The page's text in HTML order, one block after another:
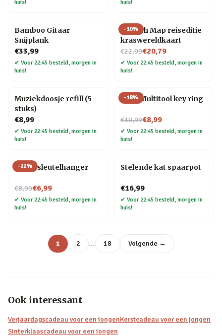
huis!
huis!
Bamboo Gitaar
Snijplank
€33,99
✔ Voor 22:45 besteld, morgen in
huis!
-10%
Scratch Map reiseditie
kraswereldkaart
€22,99
Nu voor€20,79
✔ Voor 22:45 besteld, morgen in
huis!
Muziekdoosje refill (5
stuks)
€8,99
✔ Voor 22:45 besteld, morgen in
huis!
-18%
8 in 1 Multitool key ring
€10,99
Nu voor€8,99
✔ Voor 22:45 besteld, morgen in
huis!
-22%
Raket sleutelhanger
€8,99
Nu voor€6,99
✔ Voor 22:45 besteld, morgen in
huis!
Stelende kat spaarpot
€16,99
✔ Voor 22:45 besteld, morgen in
huis!
1 2 … 18 Volgende →
Ook interessant
Verjaardagscadeau voor een jongenKerstcadeau voor een jongen
Sinterklaascadeau voor een jongen